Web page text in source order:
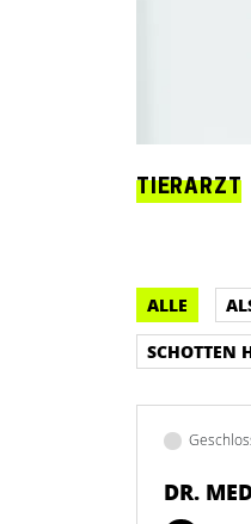
TIERARZT
ALLE
SCHOTTEN
DR.